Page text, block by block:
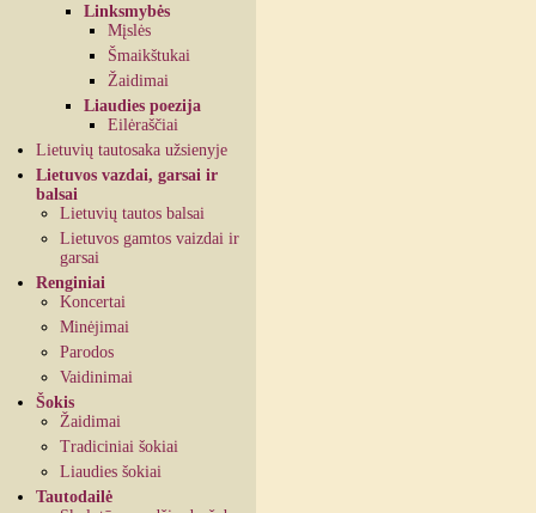
Linksmybės
Mįslės
Šmaikštukai
Žaidimai
Liaudies poezija
Eilėraščiai
Lietuvių tautosaka užsienyje
Lietuvos vazdai, garsai ir
balsai
Lietuvių tautos balsai
Lietuvos gamtos vaizdai ir
garsai
Renginiai
Koncertai
Minėjimai
Parodos
Vaidinimai
Šokis
Žaidimai
Tradiciniai šokiai
Liaudies šokiai
Tautodailė